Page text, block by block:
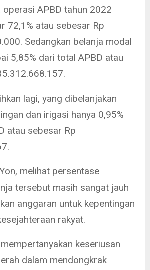
APBD tahun 2022
72,1% atau sebesar Rp
Sedangkan belanja modal
5,85% dari total APBD atau
lagi, yang dibelanjakan
dan irigasi hanya 0,95%
atau sebesar Rp
melihat persentase
tersebut masih sangat jauh
anggaran untuk kepentingan
rakyat.
keseriusan
dalam mendongkrak